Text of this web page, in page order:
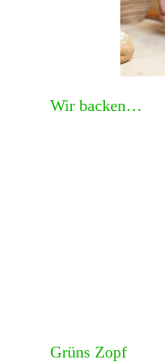
Wir backen…
Grüns Zopf